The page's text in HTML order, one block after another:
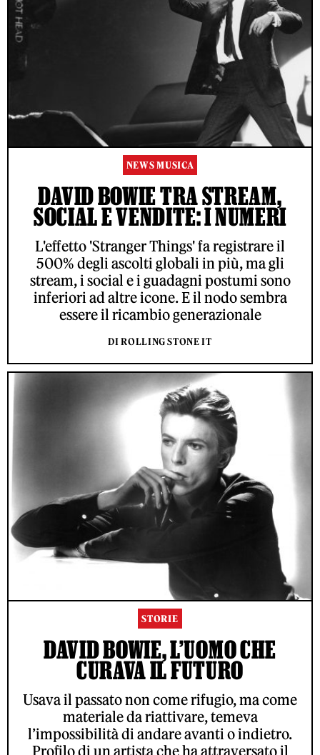
NEWS MUSICA
DAVID BOWIE TRA STREAM,
SOCIAL E VENDITE: I NUMERI
L'effetto 'Stranger Things' fa registrare il
500% degli ascolti globali in più, ma gli
stream, i social e i guadagni postumi sono
inferiori ad altre icone. E il nodo sembra
essere il ricambio generazionale
DI ROLLING STONE IT
STORIE
DAVID BOWIE, L’UOMO CHE
CURAVA IL FUTURO
Usava il passato non come rifugio, ma come
materiale da riattivare, temeva
l’impossibilità di andare avanti o indietro.
Profilo di un artista che ha attraversato il